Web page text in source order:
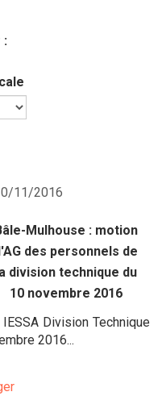
:
11/2016
Mulhouse : motion
des personnels de
la division technique du
10 novembre 2016
Division Technique
2016...